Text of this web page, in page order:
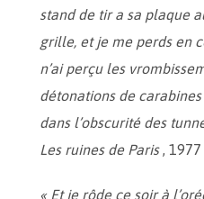
stand de tir a sa plaque
grille, et je me perds en
n’ai perçu les
détonations de
dans l’obscurité des
Les ruines de Paris, 1977
« Et je rôde ce soir à